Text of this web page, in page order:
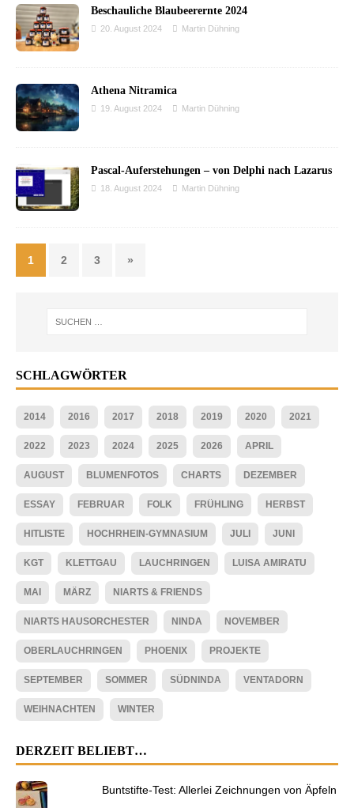
Beschauliche Blaubeerernte 2024
20. August 2024 Martin Dühning
Athena Nitramica
19. August 2024 Martin Dühning
Pascal-Auferstehungen – von Delphi nach Lazarus
18. August 2024 Martin Dühning
1 2 3 »
SCHLAGWÖRTER
2014 2016 2017 2018 2019 2020 2021
2022 2023 2024 2025 2026 APRIL
AUGUST BLUMENFOTOS CHARTS DEZEMBER
ESSAY FEBRUAR FOLK FRÜHLING HERBST
HITLISTE HOCHRHEIN-GYMNASIUM JULI JUNI
KGT KLETTGAU LAUCHRINGEN LUISA AMIRATU
MAI MÄRZ NIARTS & FRIENDS
NIARTS HAUSORCHESTER NINDA NOVEMBER
OBERLAUCHRINGEN PHOENIX PROJEKTE
SEPTEMBER SOMMER SÜDNINDA VENTADORN
WEIHNACHTEN WINTER
DERZEIT BELIEBT…
Buntstifte-Test: Allerlei Zeichnungen von Äpfeln